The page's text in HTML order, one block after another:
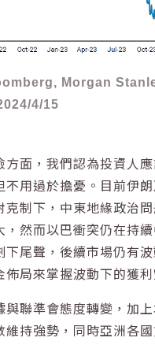
Morgan
4/15
方面，我們認為投資人
不用過於擔憂。目前伊
克制下，中東地緣政治
，然而以巴衝突仍在持
下尾聲，後續市場仍有
佈局來掌握波動下的獲利
與聯準會態度轉變，加
維持強勢，同時亞洲各